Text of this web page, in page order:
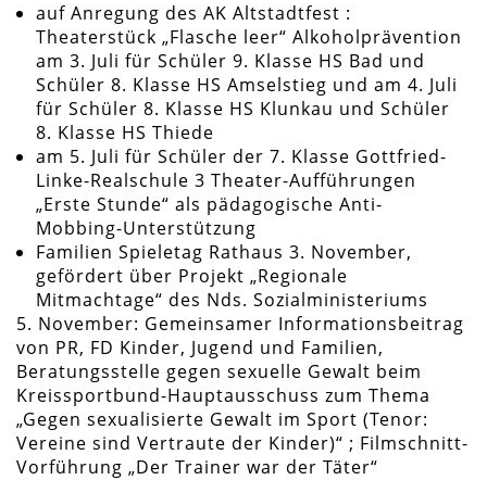
auf Anregung des AK Altstadtfest :
Theaterstück „Flasche leer“ Alkoholprävention
am 3. Juli für Schüler 9. Klasse HS Bad und
Schüler 8. Klasse HS Amselstieg und am 4. Juli
für Schüler 8. Klasse HS Klunkau und Schüler
8. Klasse HS Thiede
am 5. Juli für Schüler der 7. Klasse Gottfried-
Linke-Realschule 3 Theater-Aufführungen
„Erste Stunde“ als pädagogische Anti-
Mobbing-Unterstützung
Familien Spieletag Rathaus 3. November,
gefördert über Projekt „Regionale
Mitmachtage“ des Nds. Sozialministeriums
5. November: Gemeinsamer Informationsbeitrag
von PR, FD Kinder, Jugend und Familien,
Beratungsstelle gegen sexuelle Gewalt beim
Kreissportbund-Hauptausschuss zum Thema
„Gegen sexualisierte Gewalt im Sport (Tenor:
Vereine sind Vertraute der Kinder)“ ; Filmschnitt-
Vorführung „Der Trainer war der Täter“